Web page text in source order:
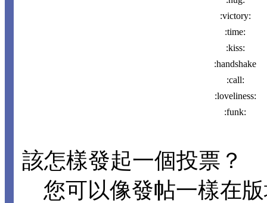
:victory:
:time:
:kiss:
:handshake
:call:
:loveliness:
:funk:
該怎樣發起一個投票？
您可以像發帖一樣在